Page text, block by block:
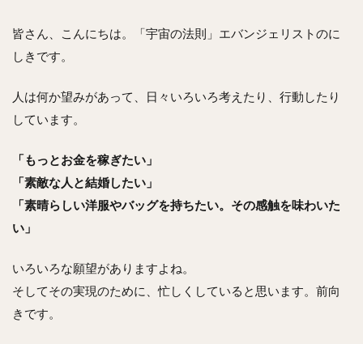
皆さん、こんにちは。「宇宙の法則」エバンジェリストのに
しきです。
人は何か望みがあって、日々いろいろ考えたり、行動したり
しています。
「もっとお金を稼ぎたい」
「素敵な人と結婚したい」
「素晴らしい洋服やバッグを持ちたい。その感触を味わいた
い」
いろいろな願望がありますよね。
そしてその実現のために、忙しくしていると思います。前向
きです。